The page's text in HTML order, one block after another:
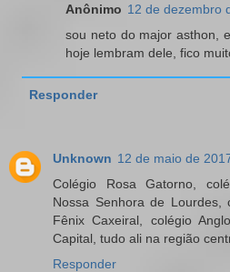
Anônimo 12 de dezembro
sou neto do major asthon,
hoje lembram dele, fico
Responder
Unknown 12 de maio de
Colégio Rosa Gatorno,
Nossa Senhora de Lourdes,
Fênix Caxeiral, colégio
Capital, tudo ali na região
Responder